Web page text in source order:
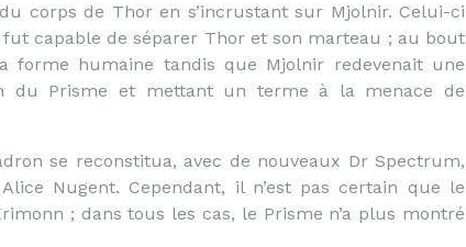
corps de Thor en s’incrustant sur Mjolnir. Celui-ci
capable de séparer Thor et son marteau ; au bout
forme humaine tandis que Mjolnir redevenait une
du Prisme et mettant un terme à la menace de
se reconstitua, avec de nouveaux Dr Spectrum,
Nugent. Cependant, il n’est pas certain que le
; dans tous les cas, le Prisme n’a plus montré